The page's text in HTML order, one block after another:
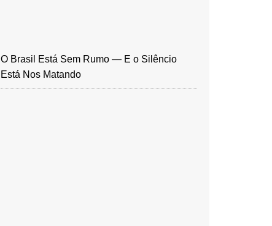
O Brasil Está Sem Rumo — E o Silêncio
Está Nos Matando